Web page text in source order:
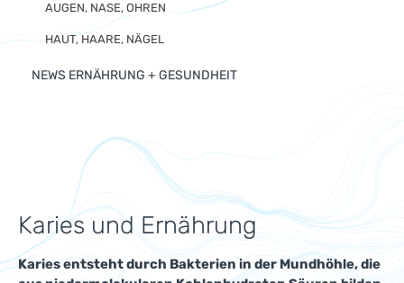
AUGEN, NASE, OHREN
HAUT, HAARE, NÄGEL
NEWS ERNÄHRUNG + GESUNDHEIT
Karies und Ernährung
Karies entsteht durch Bakterien in der Mundhöhle, die